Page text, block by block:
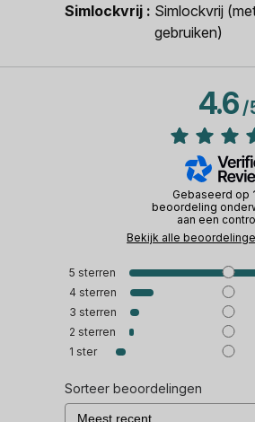
Simlockvrij
Simlockvrij
gebruiken)
4.6/
Gebaseerd op
beoordeling
aan een
Bekijk alle
5 sterren
4 sterren
3 sterren
2 sterren
1 ster
Sorteer beoordelingen